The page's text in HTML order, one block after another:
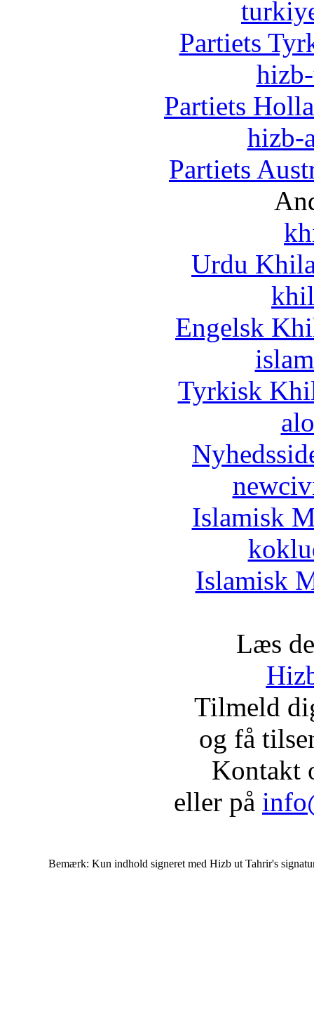
Partiets
Partiets
hizb-
Partiets
Urdu
Engelsk
Tyrkisk
Islamisk
Islamisk
Læs
Tilmeld
og få
Kontakt
eller på
Bemærk: Kun indhold signeret med Hizb ut Tahrir's